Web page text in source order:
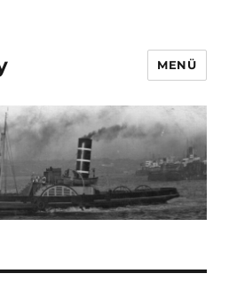
MENÜ